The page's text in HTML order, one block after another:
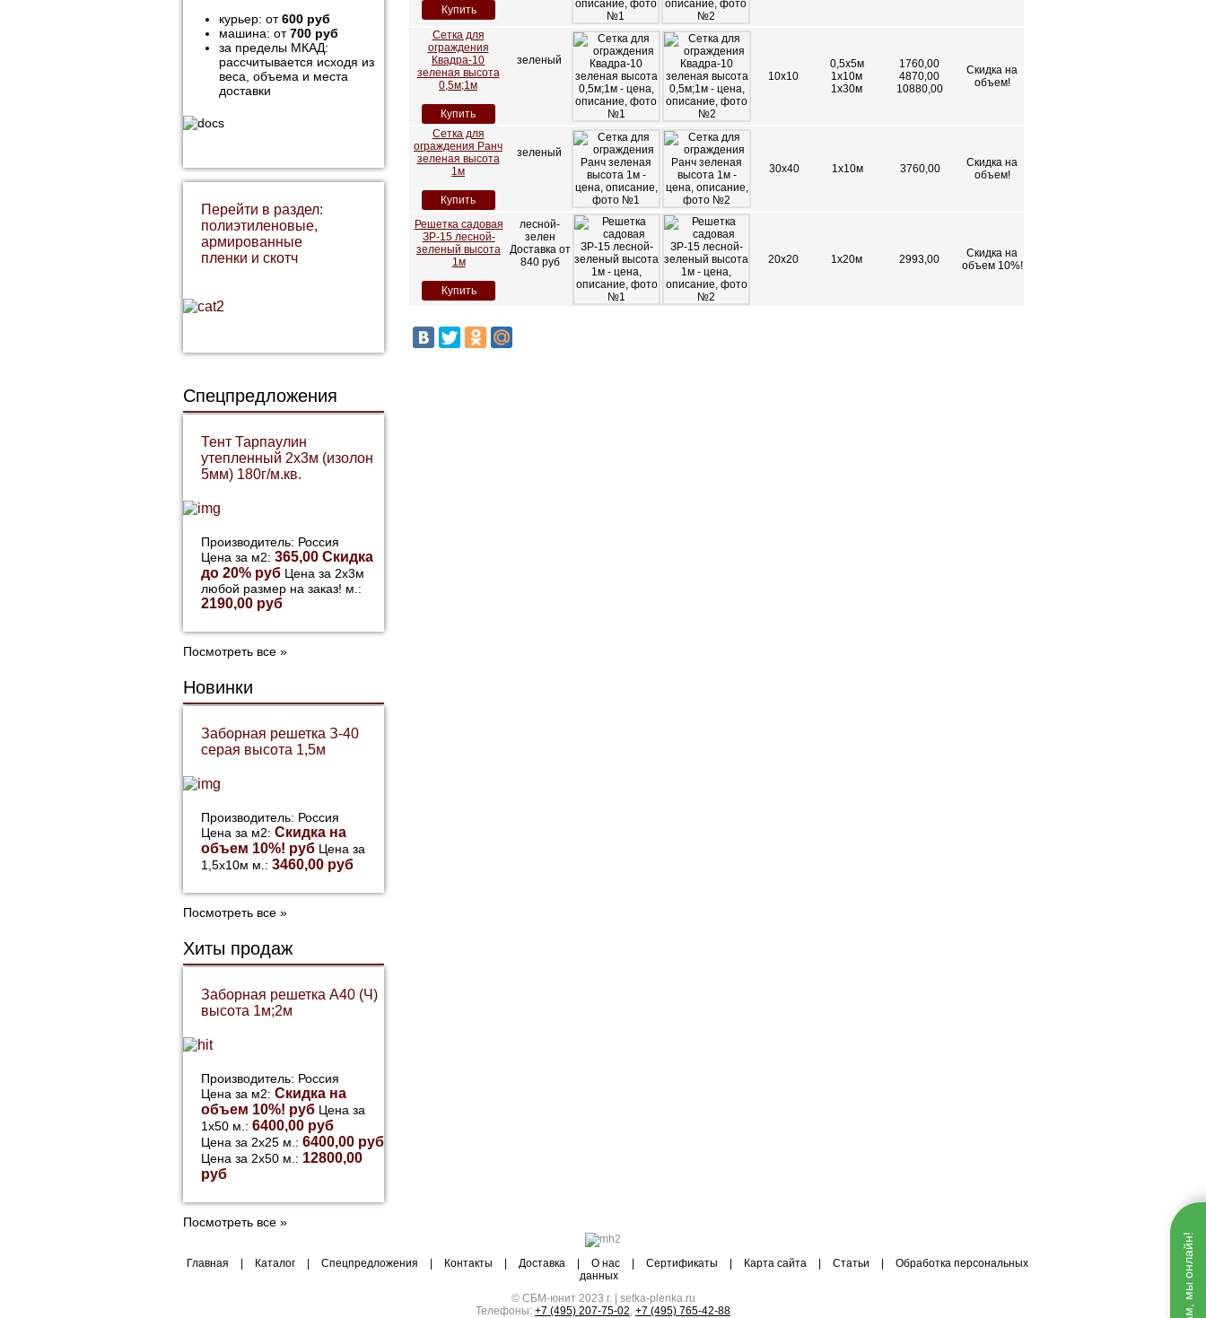
курьер: от600 руб
машина: от700 руб
за пределы МКАД:
рассчитывается исходя из
веса, объема и места
доставки
Перейти в раздел:
полиэтиленовые,
армированные
пленки и скотч
Спецпредложения
Тент Тарпаулин
утепленный 2х3м (изолон
5мм) 180г/м.кв.
Производитель: Россия
Цена за м2: 365,00 Скидка
до 20% руб Цена за 2х3м
любой размер на заказ! м.:
2190,00 руб
Посмотреть все »
Новинки
Заборная решетка З-40
серая высота 1,5м
Производитель: Россия
Цена за м2: Скидка на
объем 10%! руб Цена за
1,5х10м м.: 3460,00 руб
Посмотреть все »
Хиты продаж
Заборная решетка А40 (Ч)
высота 1м;2м
Производитель: Россия
Цена за м2: Скидка на
объем 10%! руб Цена за
1х50 м.: 6400,00 руб
Цена за 2х25 м.: 6400,00 руб
Цена за 2х50 м.: 12800,00
руб
Посмотреть все »
Купить
Сетка для
ограждения
Квадра-10
зеленая высота
0,5м;1м
Купить
зеленый
10х10
0,5х5м
1х10м
1х30м
1760,00
4870,00
10880,00
Скидка на
объем!
Сетка для
ограждения Ранч
зеленая высота
1м
Купить
зеленый
30х40
1х10м 3760,00
Скидка на
объем!
Решетка садовая
ЗР-15 лесной-
зеленый высота
1м
Купить
лесной-
зелен
Доставка от
840 руб
20х20 1х20м 2993,00
Скидка на
объем 10%!
Главная Каталог Спецпредложения Контакты Доставка О нас Сертификаты Карта сайта Статьи
Обработка персональных
данных
© СБМ-юнит 2023 г. | setka-plenka.ru
Телефоны: +7 (495) 207-75-02, +7 (495) 765-42-88